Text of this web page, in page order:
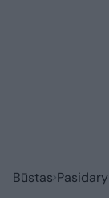
Būstas